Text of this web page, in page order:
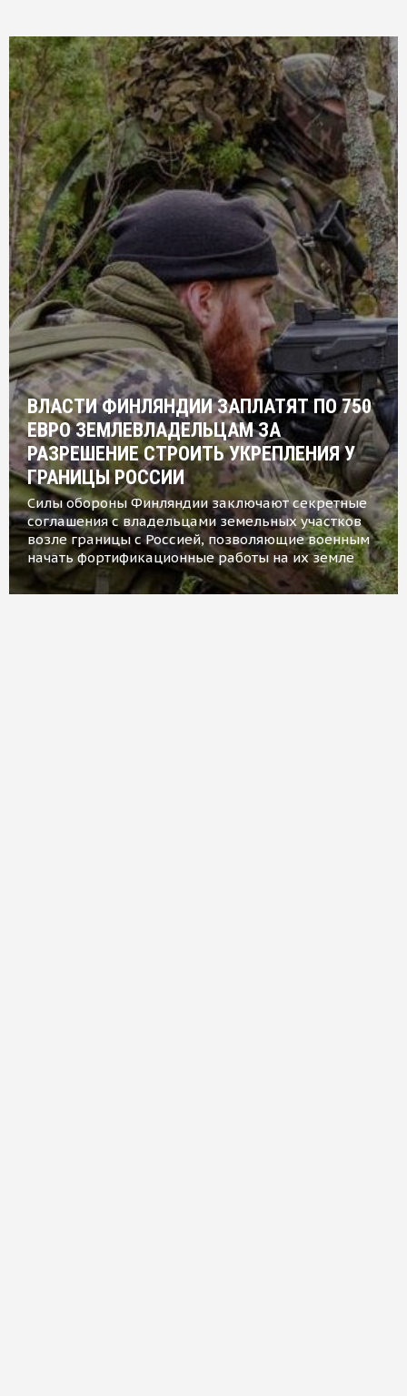
ВЛАСТИ ФИНЛЯНДИИ ЗАПЛАТЯТ ПО 750
ЕВРО ЗЕМЛЕВЛАДЕЛЬЦАМ ЗА
РАЗРЕШЕНИЕ СТРОИТЬ УКРЕПЛЕНИЯ У
ГРАНИЦЫ РОССИИ
Силы обороны Финляндии заключают секретные
соглашения с владельцами земельных участков
возле границы с Россией, позволяющие военным
начать фортификационные работы на их земле